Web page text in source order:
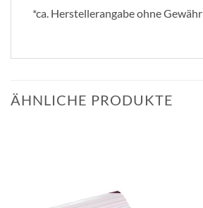
*ca. Herstellerangabe ohne Gewähr
ÄHNLICHE PRODUKTE